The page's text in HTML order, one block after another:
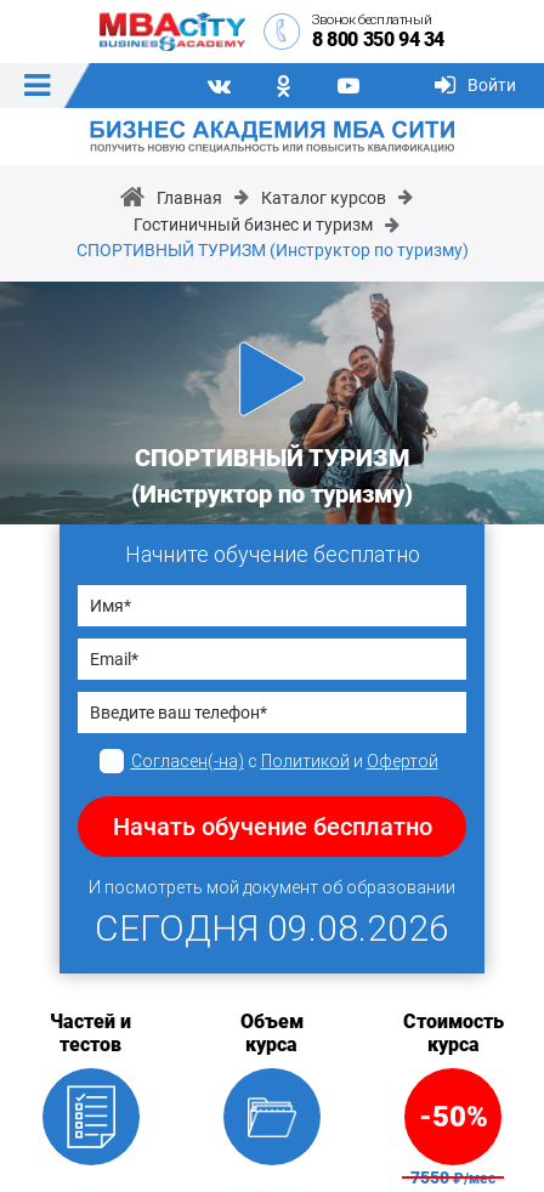
Звонок бесплатный
8 800 350 94 34
Войти
Главная
Каталог курсов
Гостиничный бизнес и туризм
СПОРТИВНЫЙ ТУРИЗМ (Инструктор по туризму)
СПОРТИВНЫЙ ТУРИЗМ
(Инструктор по туризму)
Начните обучение бесплатно
Согласен(-на) с Политикой и Офертой
Начать обучение бесплатно
И посмотреть мой документ об образовании
СЕГОДНЯ 09.08.2026
Частей и
тестов
Объем
курса
Стоимость
курса
-50%
7550₽/мес